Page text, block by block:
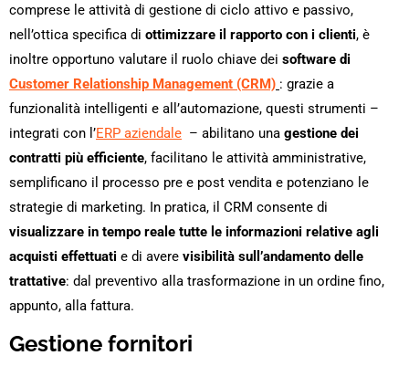
comprese le attività di gestione di ciclo attivo e passivo,
nell’ottica specifica di ottimizzare il rapporto con i clienti, è
inoltre opportuno valutare il ruolo chiave dei software di
Customer Relationship Management (CRM) : grazie a
funzionalità intelligenti e all’automazione, questi strumenti –
integrati con l’ERP aziendale – abilitano una gestione dei
contratti più efficiente, facilitano le attività amministrative,
semplificano il processo pre e post vendita e potenziano le
strategie di marketing. In pratica, il CRM consente di
visualizzare in tempo reale tutte le informazioni relative agli
acquisti effettuati e di avere visibilità sull’andamento delle
trattative: dal preventivo alla trasformazione in un ordine fino,
appunto, alla fattura.
Gestione fornitori